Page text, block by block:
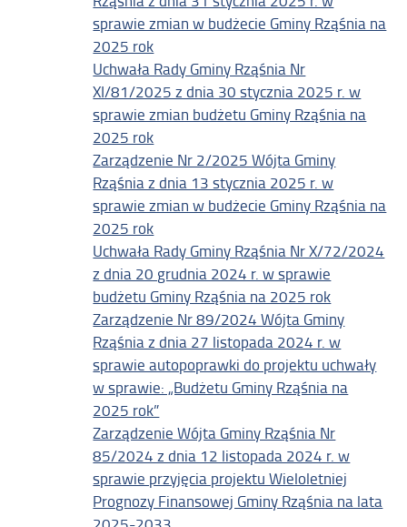
sprawie zmian w budżecie Gminy Rząśnia na
2025 rok
Uchwała Rady Gminy Rząśnia Nr
XI/81/2025 z dnia 30 stycznia 2025 r. w
sprawie zmian budżetu Gminy Rząśnia na
2025 rok
Zarządzenie Nr 2/2025 Wójta Gminy
Rząśnia z dnia 13 stycznia 2025 r. w
sprawie zmian w budżecie Gminy Rząśnia na
2025 rok
Uchwała Rady Gminy Rząśnia Nr X/72/2024
z dnia 20 grudnia 2024 r. w sprawie
budżetu Gminy Rząśnia na 2025 rok
Zarządzenie Nr 89/2024 Wójta Gminy
Rząśnia z dnia 27 listopada 2024 r. w
sprawie autopoprawki do projektu uchwały
w sprawie: „Budżetu Gminy Rząśnia na
2025 rok”
Zarządzenie Wójta Gminy Rząśnia Nr
85/2024 z dnia 12 listopada 2024 r. w
sprawie przyjęcia projektu Wieloletniej
Prognozy Finansowej Gminy Rząśnia na lata